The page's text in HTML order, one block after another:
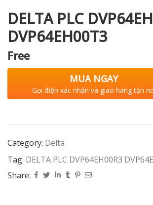
DELTA PLC
DVP64EH00T3
Free
MUA NGAY
Gọi điện xác nhận và giao hàng tận
Category: Delta
Tag: DELTA PLC DVP64EH00R3
Share: